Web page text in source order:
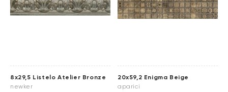
8x29,5 Listelo Atelier Bronze
newker
20x59,2 Enigma Beige
aparici